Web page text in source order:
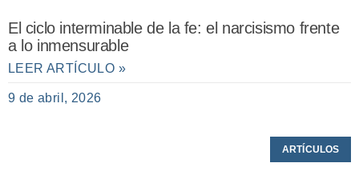
El ciclo interminable de la fe: el narcisismo frente
a lo inmensurable
LEER ARTÍCULO »
9 de abril, 2026
ARTÍCULOS